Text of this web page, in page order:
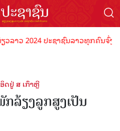
າວ 2024 ປະຊາຊົນລາວທຸກຄົນຈົ່ງພ້
ດຢູ່ ສ ເກົາຫຼີ
ລ້ຽງລູກສູງເປັນ